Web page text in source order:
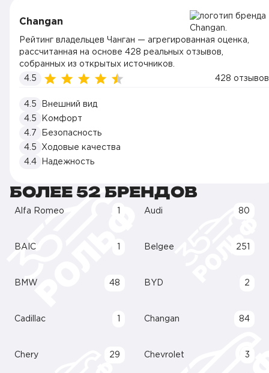
Changan
Рейтинг владельцев Чанган — агрегированная оценка,
рассчитанная на основе 428 реальных отзывов,
собранных из открытых источников.
4.5
428 отзывов
4.5
Внешний вид
4.5
Комфорт
4.7
Безопасность
4.5
Ходовые качества
4.4
Надежность
БОЛЕЕ 52 БРЕНДОВ
Alfa Romeo Audi 80
BAIC Belgee 251
BMW 48 BYD 2
Cadillac Changan 84
Chery 29 Chevrolet 3